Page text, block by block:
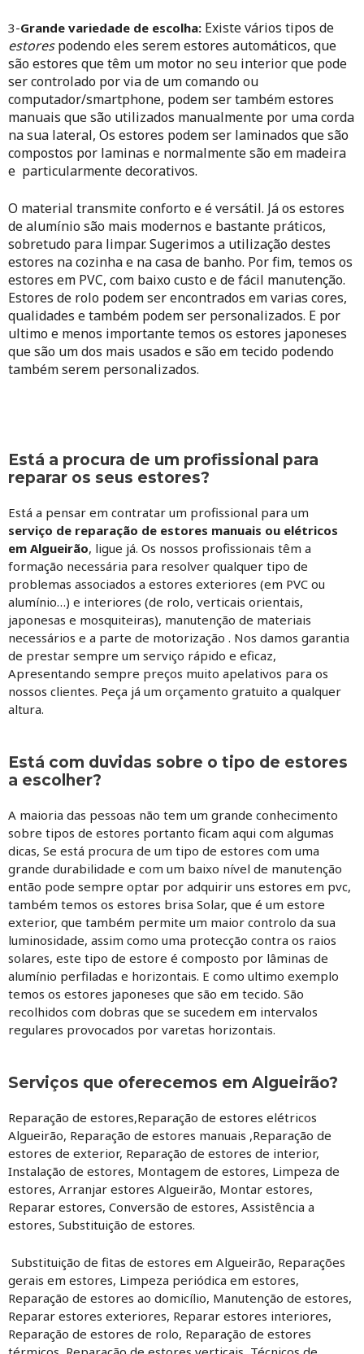
3-Grande variedade de escolha: Existe vários tipos de
estorespodendo eles serem estores automáticos, que
são estores que têm um motor no seu interior que pode
ser controlado por via de um comando ou
computador/smartphone, podem ser também estores
manuais que são utilizados manualmente por uma corda
na sua lateral, Os estores podem ser laminados que são
compostos por laminas e normalmente são em madeira
e particularmente decorativos.
O material transmite conforto e é versátil. Já os estores
de alumínio são mais modernos e bastante práticos,
sobretudo para limpar. Sugerimos a utilização destes
estores na cozinha e na casa de banho. Por fim, temos os
estores em PVC, com baixo custo e de fácil manutenção.
Estores de rolo podem ser encontrados em varias cores,
qualidades e também podem ser personalizados. E por
ultimo e menos importante temos os estores japoneses
que são um dos mais usados e são em tecido podendo
também serem personalizados.
Está a procura de um profissional para
reparar os seus estores?
Está a pensar em contratar um profissional para um
serviço de reparação de estores manuais ou elétricos
em Algueirão, ligue já. Os nossos profissionais têm a
formação necessária para resolver qualquer tipo de
problemas associados a estores exteriores (em PVC ou
alumínio…) e interiores (de rolo, verticais orientais,
japonesas e mosquiteiras), manutenção de materiais
necessários e a parte de motorização . Nos damos garantia
de prestar sempre um serviço rápido e eficaz,
Apresentando sempre preços muito apelativos para os
nossos clientes. Peça já um orçamento gratuito a qualquer
altura.
Está com duvidas sobre o tipo de estores
a escolher?
A maioria das pessoas não tem um grande conhecimento
sobre tipos de estores portanto ficam aqui com algumas
dicas, Se está procura de um tipo de estores com uma
grande durabilidade e com um baixo nível de manutenção
então pode sempre optar por adquirir uns estores em pvc,
também temos os estores brisa Solar, que é um estore
exterior, que também permite um maior controlo da sua
luminosidade, assim como uma protecção contra os raios
solares, este tipo de estore é composto por lâminas de
alumínio perfiladas e horizontais. E como ultimo exemplo
temos os estores japoneses que são em tecido. São
recolhidos com dobras que se sucedem em intervalos
regulares provocados por varetas horizontais.
Serviços que oferecemos em Algueirão?
Reparação de estores,Reparação de estores elétricos
Algueirão, Reparação de estores manuais ,Reparação de
estores de exterior, Reparação de estores de interior,
Instalação de estores, Montagem de estores, Limpeza de
estores, Arranjar estores Algueirão, Montar estores,
Reparar estores, Conversão de estores, Assistência a
estores, Substituição de estores.
Substituição de fitas de estores em Algueirão, Reparações
gerais em estores, Limpeza periódica em estores,
Reparação de estores ao domicílio, Manutenção de estores,
Reparar estores exteriores, Reparar estores interiores,
Reparação de estores de rolo, Reparação de estores